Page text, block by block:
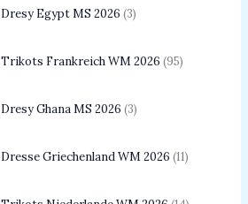
Dresy Egypt MS 2026 3
Trikots Frankreich WM 2026 95
Dresy Ghana MS 2026 3
Dresse Griechenland WM 2026 11